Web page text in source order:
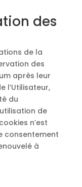
des
de la
des
après leur
l’Utilisateur,
du
de
n’est
consentement
à